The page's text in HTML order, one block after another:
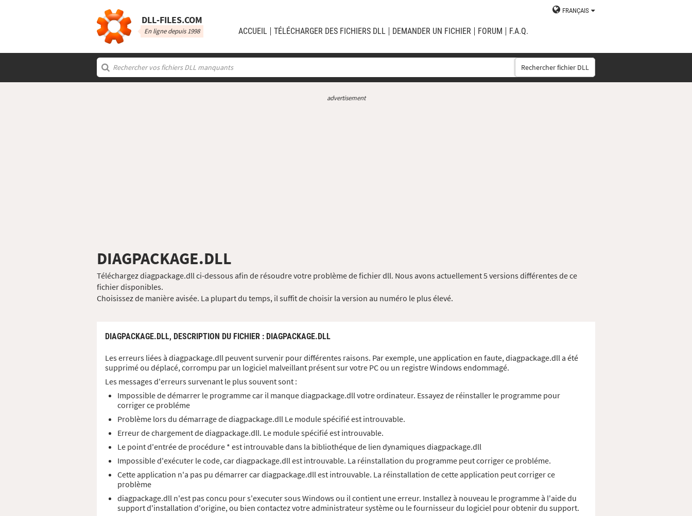
DLL‑FILES.COM
En ligne depuis 1998
FRANÇAIS
ACCUEIL TÉLÉCHARGER DES FICHIERS DLL DEMANDER UN FICHIER FORUM F.A.Q.
Rechercher fichier DLL
advertisement
DIAGPACKAGE.DLL
Téléchargez diagpackage.dll ci-dessous afin de résoudre votre problème de fichier dll. Nous avons actuellement 5 versions différentes de ce
fichier disponibles.
Choisissez de manière avisée. La plupart du temps, il suffit de choisir la version au numéro le plus élevé.
DIAGPACKAGE.DLL, DESCRIPTION DU FICHIER : DIAGPACKAGE.DLL
Les erreurs liées à diagpackage.dll peuvent survenir pour différentes raisons. Par exemple, une application en faute, diagpackage.dll a été
supprimé ou déplacé, corrompu par un logiciel malveillant présent sur votre PC ou un registre Windows endommagé.
Les messages d'erreurs survenant le plus souvent sont :
Impossible de démarrer le programme car il manque diagpackage.dll votre ordinateur. Essayez de réinstaller le programme pour
corriger ce probléme
Problème lors du démarrage de diagpackage.dll Le module spécifié est introuvable.
Erreur de chargement de diagpackage.dll. Le module spécifié est introuvable.
Le point d'entrée de procédure * est introuvable dans la bibliothéque de lien dynamiques diagpackage.dll
Impossible d'exécuter le code, car diagpackage.dll est introuvable. La réinstallation du programme peut corriger ce probléme.
Cette application n'a pas pu démarrer car diagpackage.dll est introuvable. La réinstallation de cette application peut corriger ce
problème
diagpackage.dll n'est pas concu pour s'executer sous Windows ou il contient une erreur. Installez à nouveau le programme à l'aide du
support d'installation d'origine, ou bien contactez votre administrateur système ou le fournisseur du logiciel pour obtenir du support.